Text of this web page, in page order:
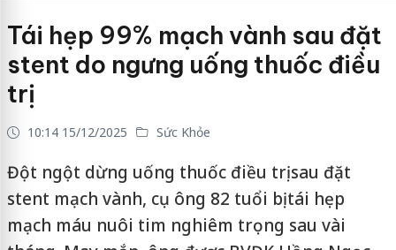
Tái hẹp 99% mạch vành sau đặt
stent do ngưng uống thuốc điều
trị
10:14 15/12/2025 Sức Khỏe
Đột ngột dừng uống thuốc điều trị sau đặt
stent mạch vành, cụ ông 82 tuổi bị tái hẹp
mạch máu nuôi tim nghiêm trọng sau vài